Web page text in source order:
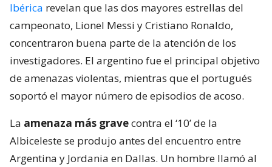
Ibérica revelan que las dos mayores estrellas del
campeonato, Lionel Messi y Cristiano Ronaldo,
concentraron buena parte de la atención de los
investigadores. El argentino fue el principal objetivo
de amenazas violentas, mientras que el portugués
soportó el mayor número de episodios de acoso.
La amenaza más gravecontra el ‘10’ de la
Albiceleste se produjo antes del encuentro entre
Argentina y Jordania en Dallas. Un hombre llamó al